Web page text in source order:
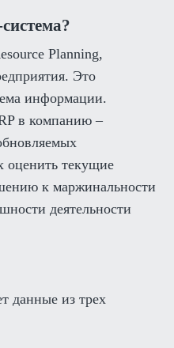
Planning,
Это
информации.
в компанию –
оценить текущие
к маржинальности
деятельности
данные из трех